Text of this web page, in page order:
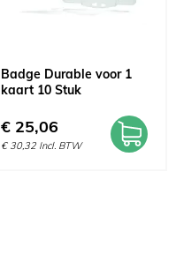
Badge Durable voor 1
kaart 10 Stuk
€ 25,06
€ 30,32 Incl. BTW